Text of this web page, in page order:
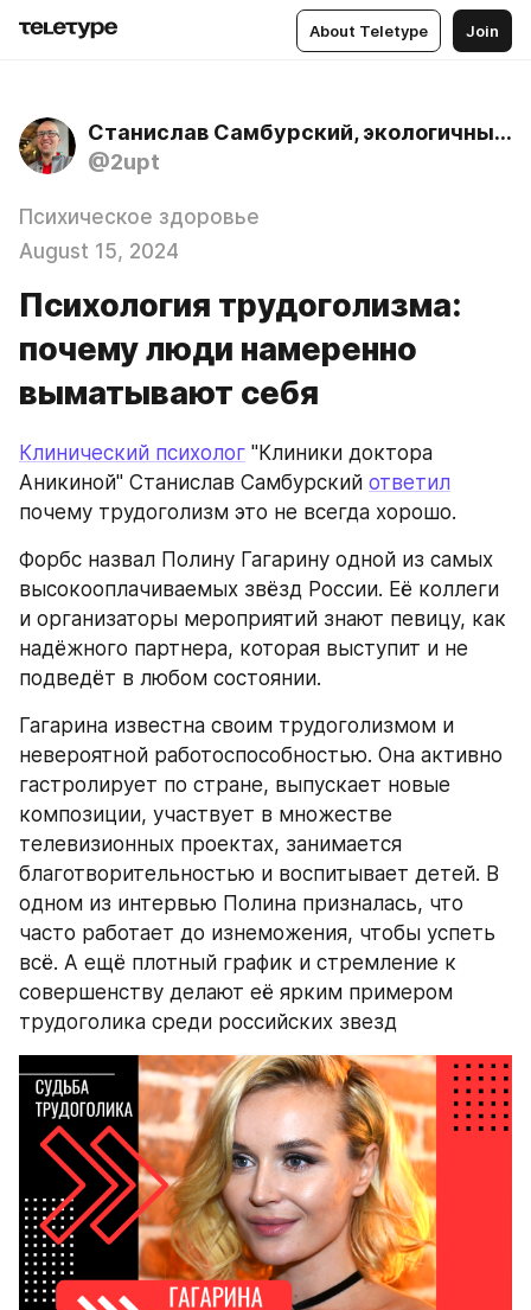
About Teletype Join
Станислав Самбурский, экологичный психолог
@2upt
Психическое здоровье
August 15, 2024
Психология трудоголизма:
почему люди намеренно
выматывают себя
Клинический психолог "Клиники доктора
Аникиной" Станислав Самбурский ответил
почему трудоголизм это не всегда хорошо.
Форбс назвал Полину Гагарину одной из самых
высокооплачиваемых звёзд России. Её коллеги
и организаторы мероприятий знают певицу, как
надёжного партнера, которая выступит и не
подведёт в любом состоянии.
Гагарина известна своим трудоголизмом и
невероятной работоспособностью. Она активно
гастролирует по стране, выпускает новые
композиции, участвует в множестве
телевизионных проектах, занимается
благотворительностью и воспитывает детей. В
одном из интервью Полина призналась, что
часто работает до изнеможения, чтобы успеть
всё. А ещё плотный график и стремление к
совершенству делают её ярким примером
трудоголика среди российских звезд